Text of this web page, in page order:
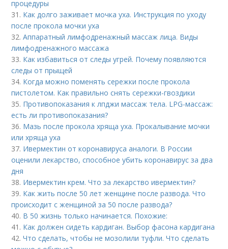
процедуры
31. Как долго заживает мочка уха. Инструкция по уходу
после прокола мочки уха
32.Аппаратный лимфодренажный массаж лица. Виды
лимфодренажного массажа
33. Как избавиться от следы угрей. Почему появляются
следы от прыщей
34. Когда можно поменять сережки после прокола
пистолетом. Как правильно снять сережки-гвоздики
35. Противопоказания к лпджи массаж тела. LPG-массаж:
есть ли противопоказания?
36. Мазь после прокола хряща уха. Прокалывание мочки
или хряща уха
37. Ивермектин от коронавируса аналоги. В России
оценили лекарство, способное убить коронавирус за два
дня
38. Ивермектин крем. Что за лекарство ивермектин?
39. Как жить после 50 лет женщине после развода. Что
происходит с женщиной за 50 после развода?
40. В 50 жизнь только начинается. Похожие:
41. Как должен сидеть кардиган. Выбор фасона кардигана
42.Что сделать, чтобы не мозолили туфли. Что сделать